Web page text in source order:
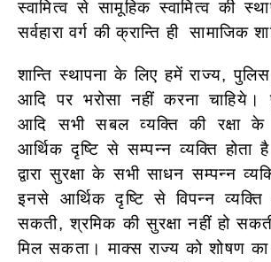
स्वामित्व से सामूहिक स्वामित्व की
सर्वहारा वर्ग की क्रान्ति ही सामाजिक
शान्ति स्थापना के लिए हमें राज्य,
आदि पर भरोसा नहीं करना चाहिये।
आदि सभी सबल व्यक्ति की रक्षा
आर्थिक दृष्टि से सम्पन्न व्यक्ति
द्वारा सुरक्षा के सभीसाधन सम्पन्न
इनसे आर्थिक दृष्टि से विपन्न व्यक्ति
सकती, श्रमिक की सुरक्षा नहीं हो
मिल सकता। माक्स राज्य को शोषण